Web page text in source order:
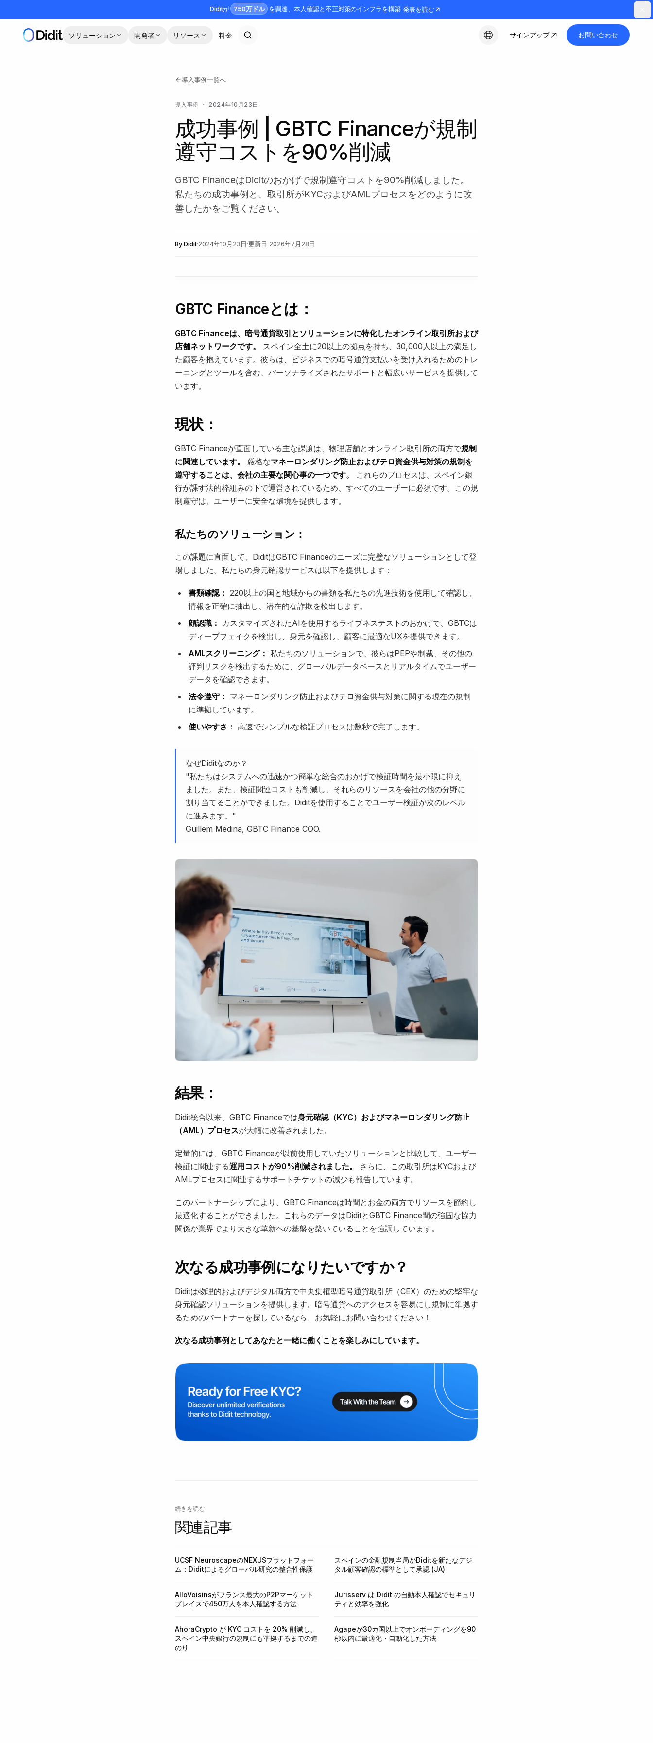
Diditが 750万ドル を調達、本人確認と不正対策のインフラを構築 発表を読む
ソリューション 開発者 リソース 料金
日本語
サインアップ お問い合わせ
導入事例一覧へ
導入事例 ・ 2024年10月23日
成功事例 | GBTC Financeが規制
遵守コストを90%削減
GBTC FinanceはDiditのおかげで規制遵守コストを90%削減しました。
私たちの成功事例と、取引所がKYCおよびAMLプロセスをどのように改
善したかをご覧ください。
ByDidit·2024年10月23日·更新日 2026年7月28日
GBTC Financeとは：
GBTC Financeは、暗号通貨取引とソリューションに特化したオンライン取引所および
店舗ネットワークです。
スペイン全土に20以上の拠点を持ち、30,000人以上の満足し
た顧客を抱えています。彼らは、ビジネスでの暗号通貨支払いを受け入れるためのトレ
ーニングとツールを含む、パーソナライズされたサポートと幅広いサービスを提供して
います。
現状：
GBTC Financeが直面している主な課題は、物理店舗とオンライン取引所の両方で規制
に関連しています。
厳格なマネーロンダリング防止およびテロ資金供与対策の規制を
遵守することは、会社の主要な関心事の一つです。
これらのプロセスは、スペイン銀
行が課す法的枠組みの下で運営されているため、すべてのユーザーに必須です。この規
制遵守は、ユーザーに安全な環境を提供します。
私たちのソリューション：
この課題に直面して、DiditはGBTC Financeのニーズに完璧なソリューションとして登
場しました。私たちの身元確認サービスは以下を提供します：
書類確認： 220以上の国と地域からの書類を私たちの先進技術を使用して確認し、
情報を正確に抽出し、潜在的な詐欺を検出します。
顔認識：
カスタマイズされたAIを使用するライブネステストのおかげで、GBTCは
ディープフェイクを検出し、身元を確認し、顧客に最適なUXを提供できます。
AMLスクリーニング： 私たちのソリューションで、彼らはPEPや制裁、その他の
評判リスクを検出するために、グローバルデータベースとリアルタイムでユーザー
データを確認できます。
法令遵守： マネーロンダリング防止およびテロ資金供与対策に関する現在の規制
に準拠しています。
使いやすさ： 高速でシンプルな検証プロセスは数秒で完了します。
なぜDiditなのか？
"私たちはシステムへの迅速かつ簡単な統合のおかげで検証時間を最小限に抑え
ました。また、検証関連コストも削減し、それらのリソースを会社の他の分野に
割り当てることができました。Diditを使用することでユーザー検証が次のレベル
に進みます。"
Guillem Medina, GBTC Finance COO.
結果：
Didit統合以来、GBTC Financeでは身元確認（KYC）およびマネーロンダリング防止
（AML）プロセスが大幅に改善されました。
定量的には、GBTC Financeが以前使用していたソリューションと比較して、ユーザー
検証に関連する運用コストが90%削減されました。
さらに、この取引所はKYCおよび
AMLプロセスに関連するサポートチケットの減少も報告しています。
このパートナーシップにより、GBTC Financeは時間とお金の両方でリソースを節約し
最適化することができました。これらのデータはDiditとGBTC Finance間の強固な協力
関係が業界でより大きな革新への基盤を築いていることを強調しています。
次なる成功事例になりたいですか？
Diditは物理的およびデジタル両方で中央集権型暗号通貨取引所（CEX）のための堅牢な
身元確認ソリューションを提供します。暗号通貨へのアクセスを容易にし規制に準拠す
るためのパートナーを探しているなら、お気軽にお問い合わせください！
次なる成功事例としてあなたと一緒に働くことを楽しみにしています。
続きを読む
関連記事
UCSF NeuroscapeのNEXUSプラットフォー
ム：Diditによるグローバル研究の整合性保護
スペインの金融規制当局がDiditを新たなデジ
タル顧客確認の標準として承認 (JA)
AlloVoisinsがフランス最大のP2Pマーケット
プレイスで450万人を本人確認する方法
Jurisserv は Didit の自動本人確認でセキュリ
ティと効率を強化
AhoraCrypto が KYC コストを 20% 削減し、
スペイン中央銀行の規制にも準拠するまでの道
のり
Agapeが30カ国以上でオンボーディングを90
秒以内に最適化・自動化した方法